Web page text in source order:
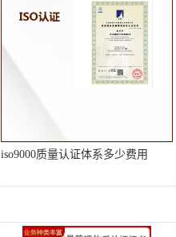
iso9000质量认证体系多少费用